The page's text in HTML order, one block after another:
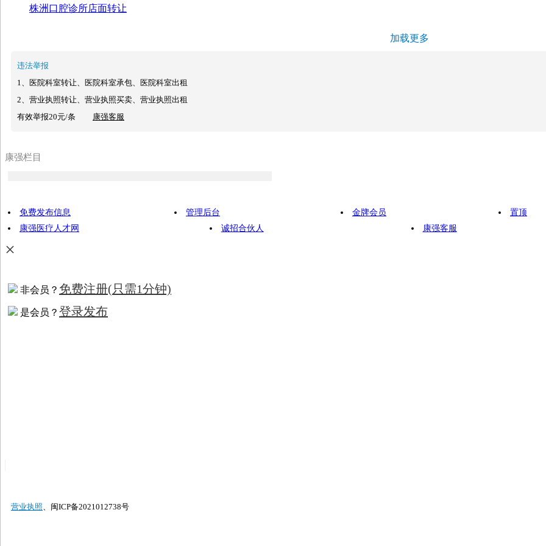
株洲口腔诊所店面转让
加载更多
违法举报
1、医院科室转让、医院科室承包、医院科室出租
2、营业执照转让、营业执照买卖、营业执照出租
有效举报20元/条
康强客服
康强栏目
免费发布信息 管理后台 金牌会员 置顶
康强医疗人才网
诚招合伙人 康强客服
×
非会员？ 免费注册(只需1分钟)
是会员？ 登录发布
营业执照、闽ICP备2021012738号